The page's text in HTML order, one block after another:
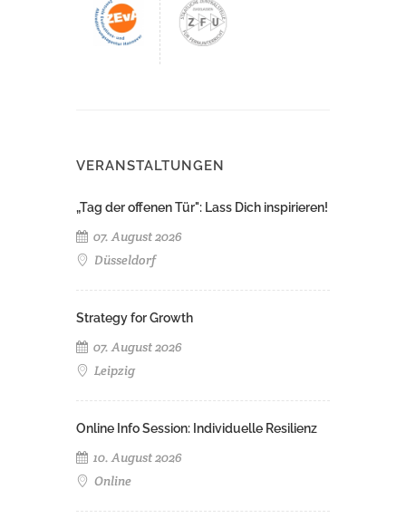
VERANSTALTUNGEN
„Tag der offenen Tür": Lass Dich inspirieren!
07. August 2026
Düsseldorf
Strategy for Growth
07. August 2026
Leipzig
Online Info Session: Individuelle Resilienz
10. August 2026
Online